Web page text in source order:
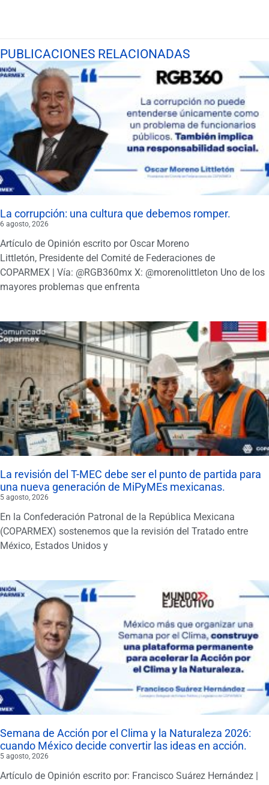
PUBLICACIONES RELACIONADAS
La corrupción: una cultura que debemos romper.
6 agosto, 2026
Artículo de Opinión escrito por Oscar Moreno
Littletón, Presidente del Comité de Federaciones de
COPARMEX | Vía: @RGB360mx X: @morenolittleton Uno de los
mayores problemas que enfrenta
La revisión del T-MEC debe ser el punto de partida para
una nueva generación de MiPyMEs mexicanas.
5 agosto, 2026
En la Confederación Patronal de la República Mexicana
(COPARMEX) sostenemos que la revisión del Tratado entre
México, Estados Unidos y
Semana de Acción por el Clima y la Naturaleza 2026:
cuando México decide convertir las ideas en acción.
5 agosto, 2026
Artículo de Opinión escrito por: Francisco Suárez Hernández |